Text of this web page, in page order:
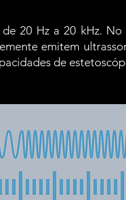
20 Hz a 20 kHz.
emitem
de